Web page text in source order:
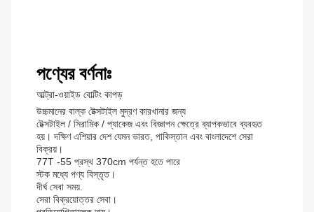
পণ্যের বর্ণনাঃ
আল্ট্রা-ওয়াইড বোল্টিং কাপড়
উচ্চমানের বাল্ক টেক্সটাইল মুদ্রণ কারখানার জন্য
টেক্সটাইল / সিরামিক / প্যাকেজ এবং বিজ্ঞাপন ক্ষেত্রে ব্যাপকভাবে ব্যবহৃত
হয়। দক্ষিণ এশিয়ার দেশ যেমন ভারত, পাকিস্তান এবং বাংলাদেশে সেরা
বিক্রয়।
77T -55 প্রস্থ 370cm পর্যন্ত হতে পারে
স্টক মধ্যে পণ্য বিস্তৃত।
দীর্ঘ সেবা সময়.
সেরা বিক্রয়োত্তর সেবা।